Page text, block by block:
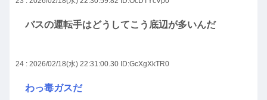
バスの運転手はどうしてこう底辺が多いんだ
24 : 2026/02/18(水) 22:31:00.30 ID:GcXgXkTR0
わっ毒ガスだ